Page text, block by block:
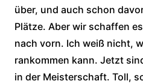
über, und auch schon
Plätze. Aber wir schaffen
nach vorn. Ich weiß nicht,
rankommen kann. Jetzt
in der Meisterschaft. Toll,